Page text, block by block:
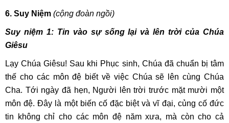
6. Suy Niệm (cộng đoàn ngồi)
Suy niệm 1: Tin vào sự sống lại và lên trời của Chúa
Giêsu
Lạy Chúa Giêsu! Sau khi Phục sinh, Chúa đã chuẩn bị tâm
thế cho các môn đệ biết về việc Chúa sẽ lên cùng Chúa
Cha. Tới ngày đã hẹn, Người lên trời trước mặt mười một
môn đệ. Đây là một biến cố đặc biệt và vĩ đại, củng cố đức
tin không chỉ cho các môn đệ năm xưa, mà còn cho cả